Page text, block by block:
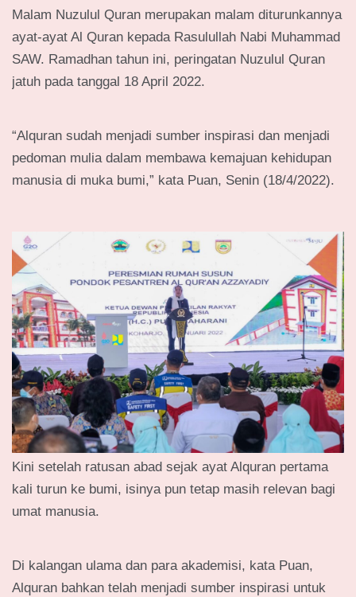
Malam Nuzulul Quran merupakan malam diturunkannya
ayat-ayat Al Quran kepada Rasulullah Nabi Muhammad
SAW. Ramadhan tahun ini, peringatan Nuzulul Quran
jatuh pada tanggal 18 April 2022.
“Alquran sudah menjadi sumber inspirasi dan menjadi
pedoman mulia dalam membawa kemajuan kehidupan
manusia di muka bumi,” kata Puan, Senin (18/4/2022).
Kini setelah ratusan abad sejak ayat Alquran pertama
kali turun ke bumi, isinya pun tetap masih relevan bagi
umat manusia.
Di kalangan ulama dan para akademisi, kata Puan,
Alquran bahkan telah menjadi sumber inspirasi untuk